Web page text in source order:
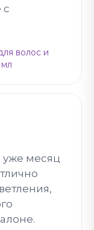
с
волос и
месяц